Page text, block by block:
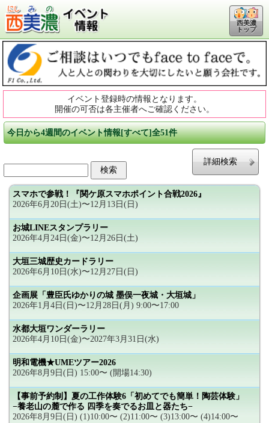
西美濃
トップ
イベント登録時の情報となります。
開催の可否は各主催者へご確認ください。
今日から4週間のイベント情報[すべて]全51件
詳細検索
スマホで参戦！『関ケ原スマホポイント合戦2026』
2026年6月20日(土)〜12月13日(日)
お城LINEスタンプラリー
2026年4月24日(金)〜12月26日(土)
大垣三城歴史カードラリー
2026年6月10日(水)〜12月27日(日)
企画展「豊臣氏ゆかりの城 墨俣一夜城・大垣城」
2026年1月4日(日)〜12月28日(月) 9:00〜17:00
水都大垣ワンダーラリー
2026年4月10日(金)〜2027年3月31日(水)
明和電機★UMEツアー2026
2026年8月9日(日) 15:00〜 (開場14:30)
【事前予約制】夏の工作体験6「初めてでも簡単！陶芸体験」
−養老山の麓で作る 四季を奏でるお皿と器たち−
2026年8月9日(日) (1)10:00〜 (2)11:00〜 (3)13:00〜 (4)14:00〜